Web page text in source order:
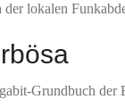
lokalen
Grundbuch